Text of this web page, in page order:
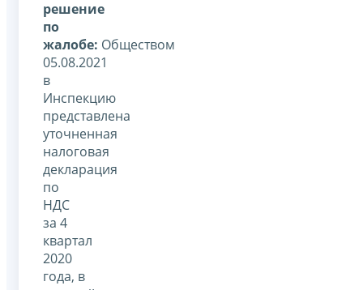
решение
по
жалобе: Обществом
05.08.2021
в
Инспекцию
представлена
уточненная
налоговая
декларация
по
НДС
за 4
квартал
2020
года, в